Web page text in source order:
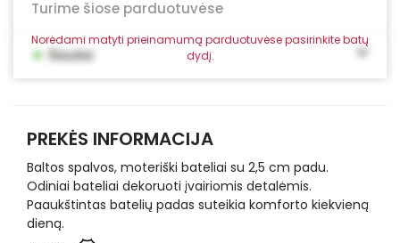
Turime šiose parduotuvėse
Norėdami matyti prieinamumą parduotuvėse pasirinkite batų
dydį.
• Šiauliai
PREKĖS INFORMACIJA
Baltos spalvos, moteriški bateliai su 2,5 cm padu.
Odiniai bateliai dekoruoti įvairiomis detalėmis.
Paaukštintas batelių padas suteikia komforto kiekvieną
dieną.